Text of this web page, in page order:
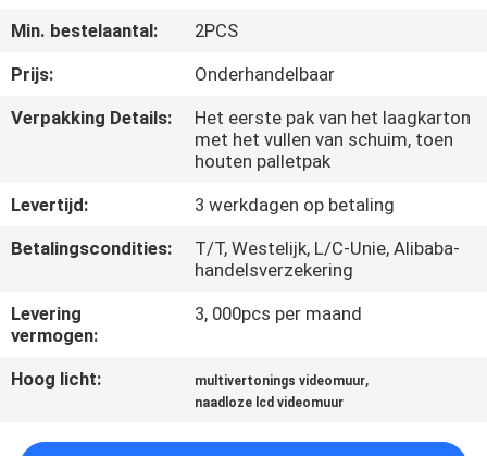
CONTACTEER
ONS
VERZOEK
OM
CITAAT
CASE
CENTER
Min. bestelaantal:
2PCS
Prijs:
Onderhandelbaar
Verpakking Details:
Het eerste pak van het laagkarton
met het vullen van schuim, toen
houten palletpak
Levertijd:
3 werkdagen op betaling
Betalingscondities:
T/T, Westelijk, L/C-Unie, Alibaba-
handelsverzekering
Levering
vermogen:
3, 000pcs per maand
Hoog licht: multivertonings videomuur,
naadloze lcd videomuur